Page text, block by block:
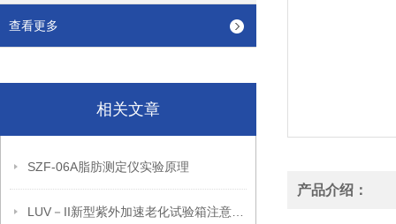
查看更多
相关文章
SZF-06A脂肪测定仪实验原理
产品介绍：